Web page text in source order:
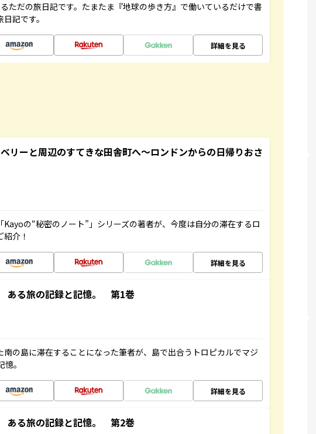
ただの旅日記です。たまたま『地球の歩き方』で働いているだけで書
記です。
詳細を見る
リーと周辺のすてきな田舎町へ～ロンドンからの日帰りおさ
の“秘密のノート”」シリーズの著者が、今度は自分の滞在するロ
介！
詳細を見る
ある旅の記録と記憶。 第1巻
南の島に滞在することになった筆者が、島で出合うトロピカルでマジ
。
詳細を見る
ある旅の記録と記憶。 第2巻